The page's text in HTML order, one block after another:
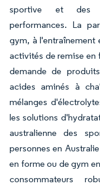
sportive et des
performances. La
gym, à l'entraînement
activités de remise en
demande de
acides aminés à
mélanges
les solutions
australienne des
personnes en
en forme ou de gym
consommateurs